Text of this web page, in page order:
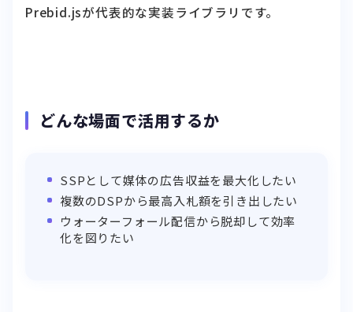
Prebid.jsが代表的な実装ライブラリです。
どんな場面で活用するか
SSPとして媒体の広告収益を最大化したい
複数のDSPから最高入札額を引き出したい
ウォーターフォール配信から脱却して効率
化を図りたい